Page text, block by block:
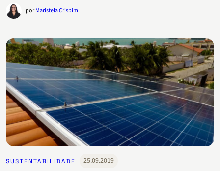
porMaristela Crispim
SUSTENTABILIDADE 25.09.2019